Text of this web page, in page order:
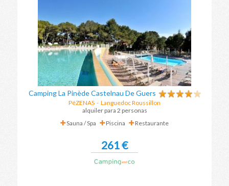
Camping La Pinède Castelnau De Guers
PéZENAS - Languedoc Roussillon
alquiler para 2 personas
Sauna / Spa
Piscina Restaurante
261 €